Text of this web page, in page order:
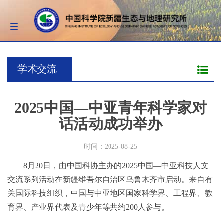
Toggle
navigation
学术交流
2025中国—中亚青年科学家对
话活动成功举办
时间：2025-08-25
8月20日，由中国科协主办的2025中国—中亚科技人文
交流系列活动在新疆维吾尔自治区乌鲁木齐市启动。来自有
关国际科技组织，中国与中亚地区国家科学界、工程界、教
育界、产业界代表及青少年等共约200人参与。